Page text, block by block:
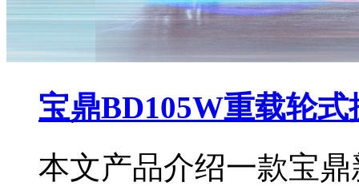
宝鼎BD105W重载轮
本文产品介绍一款宝